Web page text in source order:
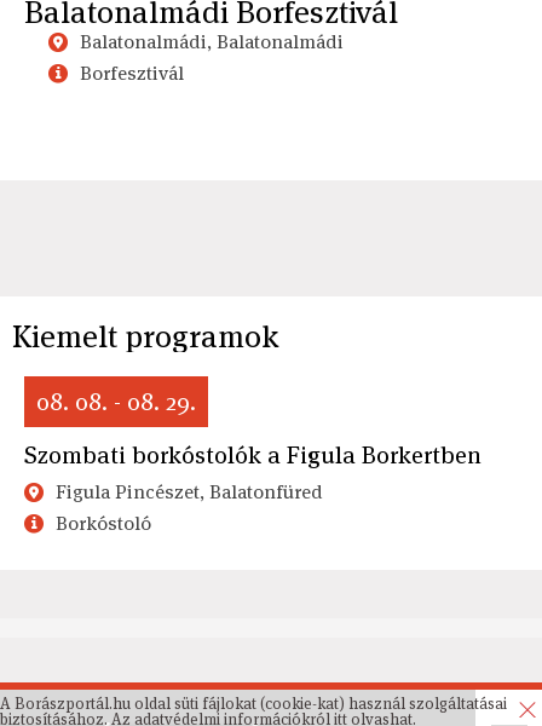
Balatonalmádi Borfesztivál
Balatonalmádi, Balatonalmádi
Borfesztivál
Kiemelt programok
08. 08. - 08. 29.
Szombati borkóstolók a Figula Borkertben
Figula Pincészet, Balatonfüred
Borkóstoló
A Borászportál.hu oldal süti fájlokat (cookie-kat) használ szolgáltatásai
biztosításához. Az adatvédelmi információkrólitt olvashat.